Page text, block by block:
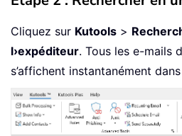
Cliquez sur Kutools >
l›expéditeur. Tous les e-mails
s’affichent instantanément